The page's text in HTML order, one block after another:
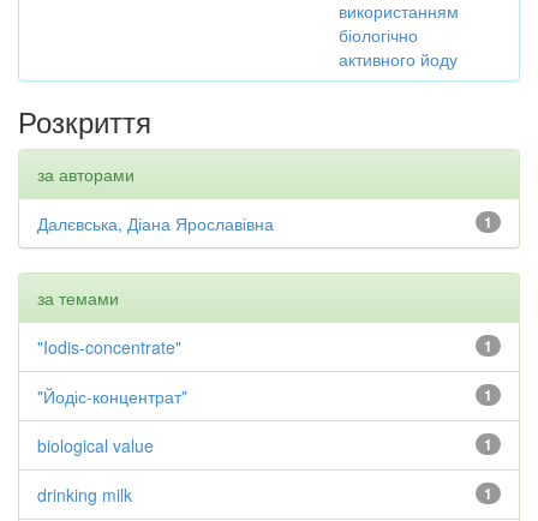
використанням
біологічно
активного йоду
Розкриття
за авторами
1
Далєвська, Діана Ярославівна
за темами
1
"Iodis-concentrate"
1
"Йодіс-концентрат"
1
biological value
1
drinking milk